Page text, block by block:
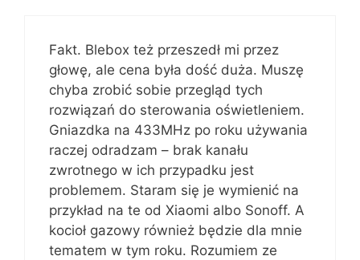
Fakt. Blebox też przeszedł mi przez
głowę, ale cena była dość duża. Muszę
chyba zrobić sobie przegląd tych
rozwiązań do sterowania oświetleniem.
Gniazdka na 433MHz po roku używania
raczej odradzam – brak kanału
zwrotnego w ich przypadku jest
problemem. Staram się je wymienić na
przykład na te od Xiaomi albo Sonoff. A
kocioł gazowy również będzie dla mnie
tematem w tym roku. Rozumiem ze